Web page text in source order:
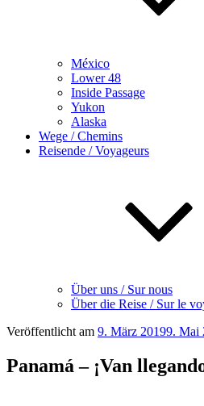
México
Lower 48
Inside Passage
Yukon
Alaska
Wege / Chemins
Reisende / Voyageurs
Über uns / Sur nous
Über die Reise / Sur le
Veröffentlicht am 9. März 20199. Mai
Panamá – ¡Van